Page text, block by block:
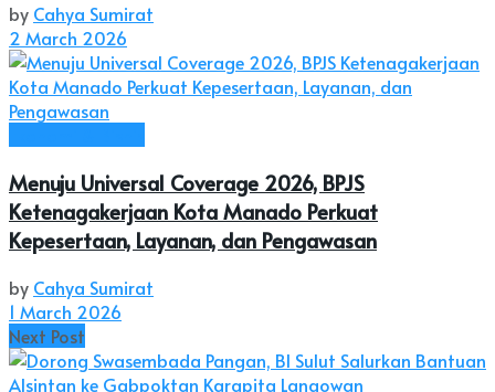
by Cahya Sumirat
2 March 2026
Menuju Universal Coverage 2026, BPJS
Ketenagakerjaan Kota Manado Perkuat
Kepesertaan, Layanan, dan Pengawasan
by Cahya Sumirat
1 March 2026
Next Post